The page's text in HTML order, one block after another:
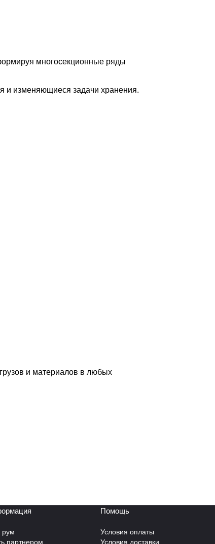
многосекционные ряды
и изменяющиеся задачи хранения.
и материалов в любых
партнером
Помощь
Условия оплаты
Условия доставки